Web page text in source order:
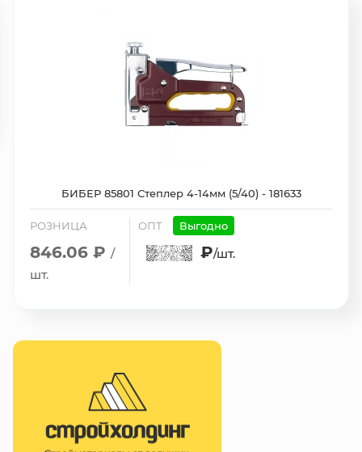
БИБЕР 85801 Степлер 4-14мм (5/40) - 181633
РОЗНИЦА
846.06 ₽ /
шт.
ОПТ Выгодно
₽/шт.